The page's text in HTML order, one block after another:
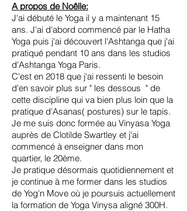
A propos de Noêlle:
J'ai débuté le Yoga il y a maintenant 15
ans. J'ai d'abord commencé par le Hatha
Yoga puis j'ai découvert l'Ashtanga que j'ai
pratiqué pendant 10 ans dans les studios
d'Ashtanga Yoga Paris.
C'est en 2018 que j'ai ressenti le besoin
d'en savoir plus sur " les dessous " de
cette discipline qui va bien plus loin que la
pratique d'Asanas( postures) sur le tapis.
Je me suis donc formée au Vinyasa Yoga
auprès de Clotilde Swartley et j'ai
commencé à enseigner dans mon
quartier, le 20ème.
Je pratique désormais quotidiennement et
je continue à me former dans les studios
de Yog'n Move où je poursuis actuellement
la formation de Yoga Vinysa aligné 300H.